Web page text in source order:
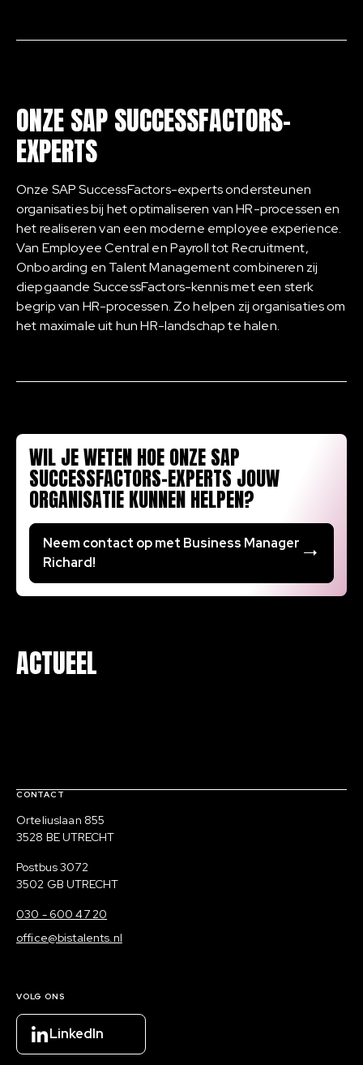
ONZE SAP SUCCESSFACTORS-
EXPERTS
Onze SAP SuccessFactors-experts ondersteunen
organisaties bij het optimaliseren van HR-processen en
het realiseren van een moderne employee experience.
Van Employee Central en Payroll tot Recruitment,
Onboarding en Talent Management combineren zij
diepgaande SuccessFactors-kennis met een sterk
begrip van HR-processen. Zo helpen zij organisaties om
het maximale uit hun HR-landschap te halen.
WIL JE WETEN HOE ONZE SAP
SUCCESSFACTORS-EXPERTS JOUW
ORGANISATIE KUNNEN HELPEN?
Neem contact op met Business Manager
Richard!
ACTUEEL
Contact, verdere links en colofon
CONTACT
Bezoekadres
Orteliuslaan 855
3528 BE UTRECHT
Postadres
Postbus 3072
3502 GB UTRECHT
030 - 600 47 20
office@bistalents.nl
VOLG ONS
LinkedIn